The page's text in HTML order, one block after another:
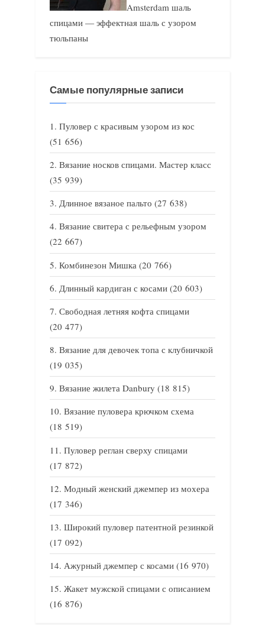
Amsterdam шаль
спицами — эффектная шаль с узором
тюльпаны
Самые популярные записи
Пуловер с красивым узором из кос
(51 656)
Вязание носков спицами. Мастер класс
(35 939)
Длинное вязаное пальто (27 638)
Вязание свитера с рельефным узором
(22 667)
Комбинезон Мишка (20 766)
Длинный кардиган с косами (20 603)
Свободная летняя кофта спицами
(20 477)
Вязание для девочек топа с клубничкой
(19 035)
Вязание жилета Danbury (18 815)
Вязание пуловера крючком схема
(18 519)
Пуловер реглан сверху спицами
(17 872)
Модный женский джемпер из мохера
(17 346)
Широкий пуловер патентной резинкой
(17 092)
Ажурный джемпер с косами (16 970)
Жакет мужской спицами с описанием
(16 876)